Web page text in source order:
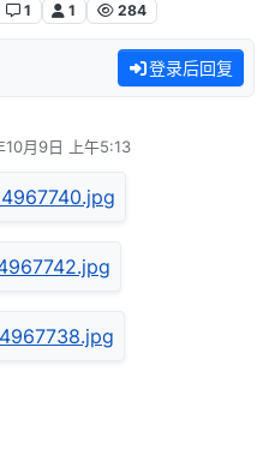
1 1 284
登录后回复
10月9日 上午5:13